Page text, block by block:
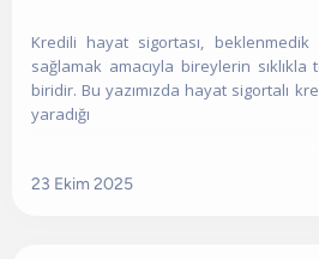
Kredili hayat sigortası,
sağlamak amacıyla bireylerin
biridir. Bu yazımızda hayat sigortalı
yaradığı
23 Ekim 2025